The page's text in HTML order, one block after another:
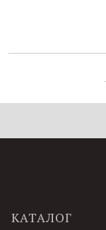
КАТАЛОГ